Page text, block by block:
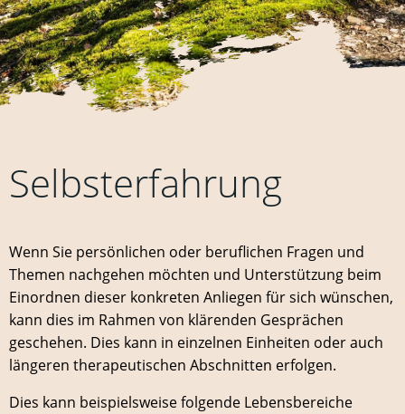
Selbsterfahrung
Wenn Sie persönlichen oder beruflichen Fragen und
Themen nachgehen möchten und Unterstützung beim
Einordnen dieser konkreten Anliegen für sich wünschen,
kann dies im Rahmen von klärenden Gesprächen
geschehen. Dies kann in einzelnen Einheiten oder auch
längeren therapeutischen Abschnitten erfolgen.
Dies kann beispielsweise folgende Lebensbereiche